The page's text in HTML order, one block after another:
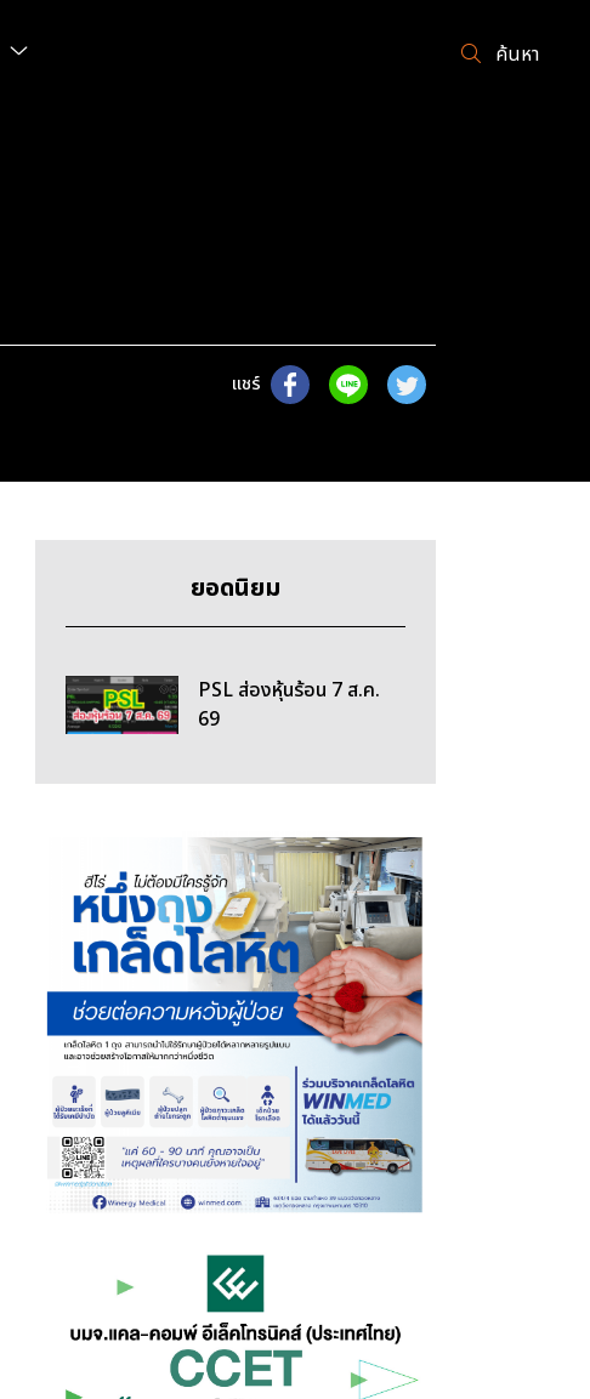
ค้นหา
แชร์
ยอดนิยม
PSL ส่องหุ้นร้อน 7 ส.ค.
69